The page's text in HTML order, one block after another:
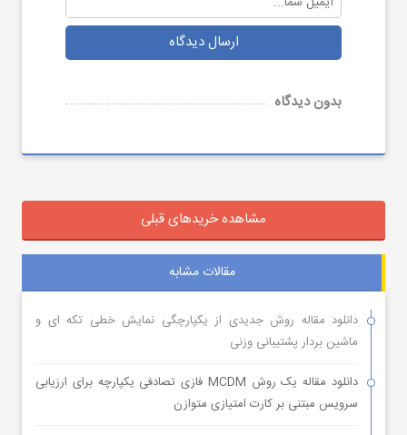
ارسال دیدگاه
بدون دیدگاه
مشاهده خریدهای قبلی
مقالات مشابه
دانلود مقاله روش جدیدی از یکپارچگی نمایش خطی تکه ای و
ماشین بردار پشتیبانی وزنی
دانلود مقاله یک روش MCDM فازی تصادفی یکپارچه برای ارزیابی
سرویس مبتنی بر کارت امتیازی متوازن